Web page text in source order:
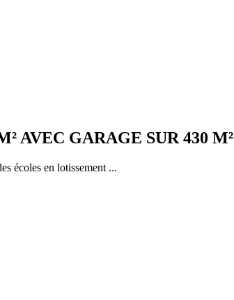
AVEC GARAGE SUR 430 M²
écoles en lotissement ...